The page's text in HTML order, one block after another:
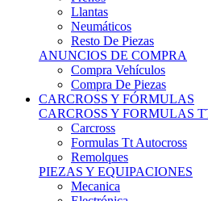
Neumáticos
Resto De Piezas
ANUNCIOS DE COMPRA
Compra Vehículos
Compra De Piezas
CARCROSS Y FÓRMULAS
CARCROSS Y FORMULAS TT
Carcross
Formulas Tt Autocross
Remolques
PIEZAS Y EQUIPACIONES
Mecanica
Electrónica
Chasis Y Carrocería